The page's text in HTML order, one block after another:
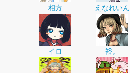
相方 えなれいん
イロ 裕。